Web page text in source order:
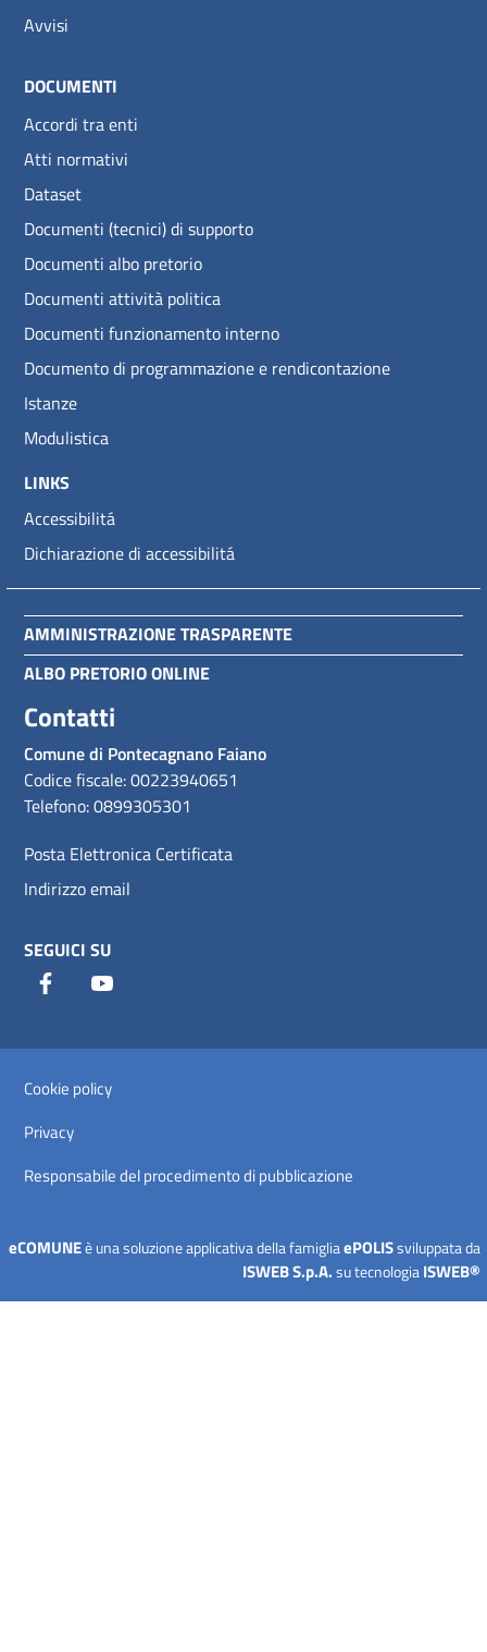
Avvisi
DOCUMENTI
Accordi tra enti
Atti normativi
Dataset
Documenti (tecnici) di supporto
Documenti albo pretorio
Documenti attività politica
Documenti funzionamento interno
Documento di programmazione e rendicontazione
Istanze
Modulistica
LINKS
Accessibilitá
Dichiarazione di accessibilitá
AMMINISTRAZIONE TRASPARENTE
ALBO PRETORIO ONLINE
Contatti
Comune di Pontecagnano Faiano
Codice fiscale: 00223940651
Telefono: 0899305301
Posta Elettronica Certificata
Indirizzo email
SEGUICI SU
Facebook
Cookie policy
Privacy
Responsabile del procedimento di pubblicazione
eCOMUNEè una soluzione applicativa della famigliaePOLISsviluppata da
ISWEB S.p.A. su tecnologia ISWEB®